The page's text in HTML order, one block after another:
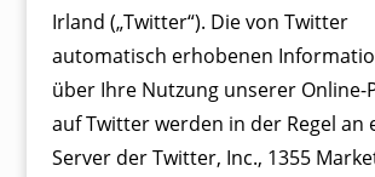
Irland („Twitter“). Die von Twitter
automatisch erhobenen
über Ihre Nutzung unserer Online-
auf Twitter werden in der Regel an
Server der Twitter, Inc., 1355